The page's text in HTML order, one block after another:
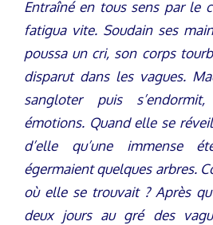
Entraîné en tous sens par le
fatigua vite. Soudain ses
poussa un cri, son corps
disparut dans les vagues.
sangloter puis
émotions. Quand elle se
d’elle qu’une immense
égermaient quelques arbres.
où elle se trouvait ? Après
deux jours au gré des